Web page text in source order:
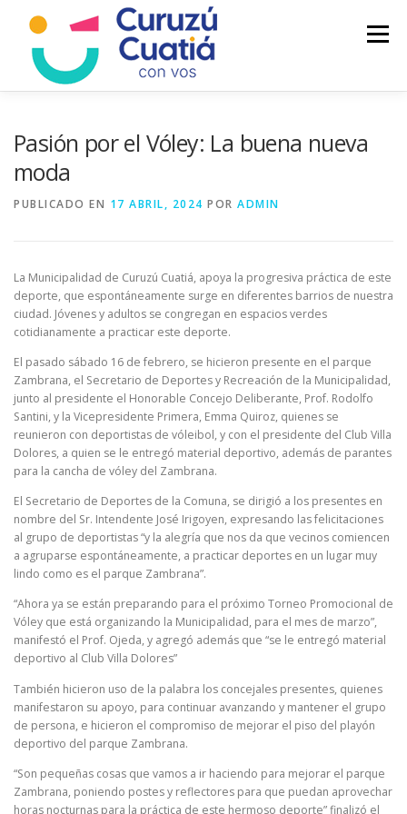
contenido
Menú
Pasión por el Vóley: La buena nueva
moda
PUBLICADO EN 17 ABRIL, 2024 POR ADMIN
La Municipalidad de Curuzú Cuatiá, apoya la progresiva práctica de este
deporte, que espontáneamente surge en diferentes barrios de nuestra
ciudad. Jóvenes y adultos se congregan en espacios verdes
cotidianamente a practicar este deporte.
El pasado sábado 16 de febrero, se hicieron presente en el parque
Zambrana, el Secretario de Deportes y Recreación de la Municipalidad,
junto al presidente el Honorable Concejo Deliberante, Prof. Rodolfo
Santini, y la Vicepresidente Primera, Emma Quiroz, quienes se
reunieron con deportistas de vóleibol, y con el presidente del Club Villa
Dolores, a quien se le entregó material deportivo, además de parantes
para la cancha de vóley del Zambrana.
El Secretario de Deportes de la Comuna, se dirigió a los presentes en
nombre del Sr. Intendente José Irigoyen, expresando las felicitaciones
al grupo de deportistas “y la alegría que nos da que vecinos comiencen
a agruparse espontáneamente, a practicar deportes en un lugar muy
lindo como es el parque Zambrana”.
“Ahora ya se están preparando para el próximo Torneo Promocional de
Vóley que está organizando la Municipalidad, para el mes de marzo”,
manifestó el Prof. Ojeda, y agregó además que “se le entregó material
deportivo al Club Villa Dolores”
También hicieron uso de la palabra los concejales presentes, quienes
manifestaron su apoyo, para continuar avanzando y mantener el grupo
de persona, e hicieron el compromiso de mejorar el piso del playón
deportivo del parque Zambrana.
“Son pequeñas cosas que vamos a ir haciendo para mejorar el parque
Zambrana, poniendo postes y reflectores para que puedan aprovechar
horas nocturnas para la práctica de este hermoso deporte” finalizó el